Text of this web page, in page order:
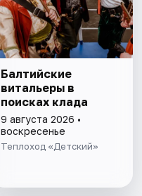
Балтийские
витальеры в
поисках клада
9 августа 2026 •
воскресенье
Теплоход «Детский»